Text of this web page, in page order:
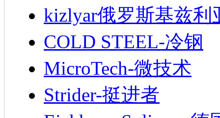
kizlyar俄罗斯基兹利
COLD STEEL-冷钢
MicroTech-微技术
Strider-挺进者